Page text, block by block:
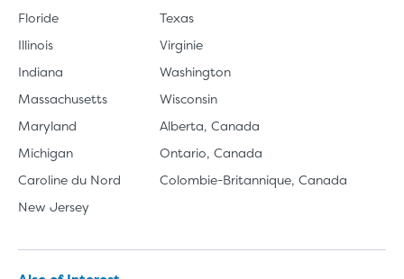
Floride
Illinois
Indiana
Massachusetts
Maryland
Michigan
Caroline du Nord
New Jersey
Texas
Virginie
Washington
Wisconsin
Alberta, Canada
Ontario, Canada
Colombie-Britannique, Canada